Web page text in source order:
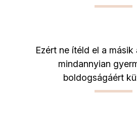
Ezért ne ítéld el a másik
mindannyian
boldogságáért